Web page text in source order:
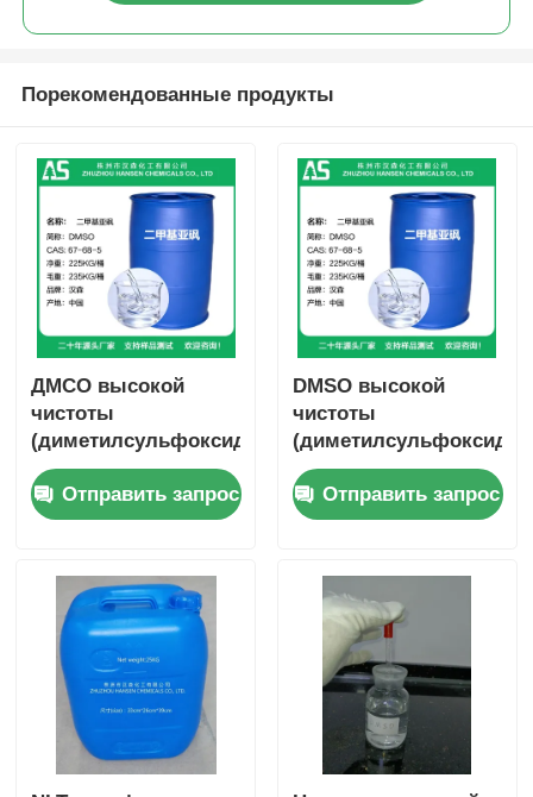
Порекомендованные продукты
ДМСО высокой
чистоты
(диметилсульфоксид)
фармацевтической
чистоты CAS:67-68-5
Отправить запрос
DMSO высокой
чистоты
(диметилсульфоксид)
электронного
качества CAS:67-68-
5
Отправить запрос